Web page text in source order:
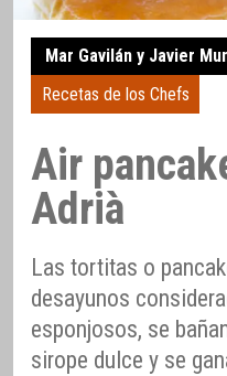
Mar Gavilán y Javier
Recetas de los Chefs
Air
Adrià
Las tortitas o
desayunos
esponjosos, se
sirope dulce y se